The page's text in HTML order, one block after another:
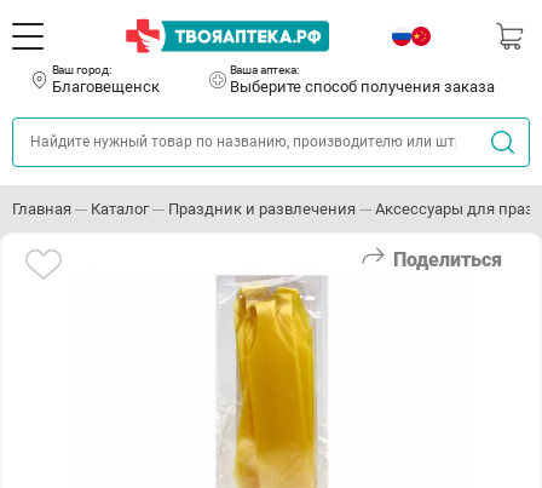
Ваш город:
Благовещенск
Ваша аптека:
Выберите способ получения заказа
Главная Каталог Праздник и развлечения Аксессуары для
Поделиться